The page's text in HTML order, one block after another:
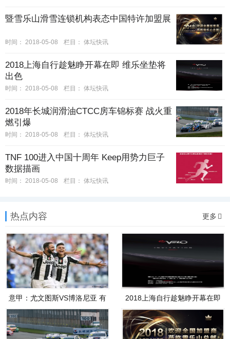
暨雪乐山滑雪连锁机构表态中国特许加盟展
时间： 2018-05-08 栏目： 体坛快讯
2018上海自行趁魅睁开幕在即 维乐坐垫将
出色
时间： 2018-05-08 栏目： 体坛快讯
2018年长城润滑油CTCC房车锦标赛 战火重
燃引爆
时间： 2018-05-08 栏目： 体坛快讯
TNF 100进入中国十周年 Keep用势力巨子
数据描画
时间： 2018-05-08 栏目： 体坛快讯
热点内容 更多
意甲：尤文图斯VS博洛尼亚 有
2018上海自行趁魅睁开幕在即